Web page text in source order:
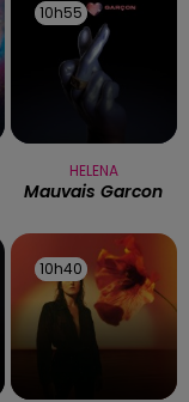
10h55
10h55
HELENA
Mauvais Garcon
10h40
10h40